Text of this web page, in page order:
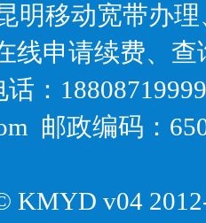
明移动宽带办
线申请续费、
话：
邮政编码：
KMYD v04